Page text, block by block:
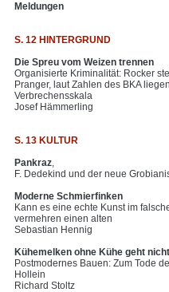
Meldungen
S. 12 HINTERGRUND
Die Spreu vom Weizen trennen
Organisierte Kriminalität: Rocker
Pranger, laut Zahlen des BKA
Verbrechensskala
Josef Hämmerling
S. 13 KULTUR
Pankraz,
F. Dedekind und der neue
Moderne Schmierfinken
Kann es eine echte Kunst im
vermehren einen alten
Sebastian Hennig
Kühemelken ohne Kühe geht nicht
Postmodernes Bauen: Zum Tode
Hollein
Richard Stoltz